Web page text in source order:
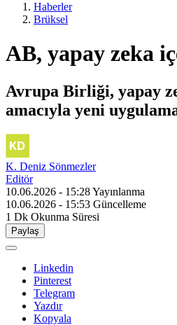
Haberler
Brüksel
AB, yapay zeka
Avrupa Birliği, yapay
amacıyla yeni
K. Deniz Sönmezler
Editör
10.06.2026 - 15:28Yayınlanma
10.06.2026 - 15:53 Güncelleme
1 Dk Okunma Süresi
Paylaş
Linkedin
Pinterest
Telegram
Yazdır
Kopyala